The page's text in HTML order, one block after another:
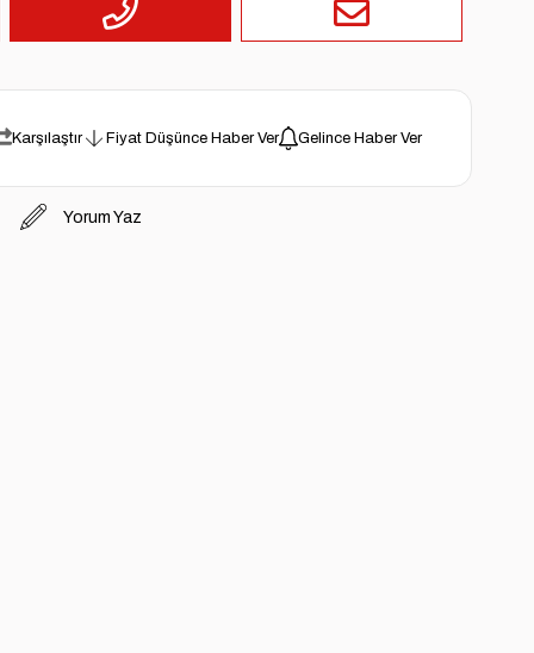
Karşılaştır Fiyat Düşünce Haber Ver Gelince Haber Ver
Yorum Yaz